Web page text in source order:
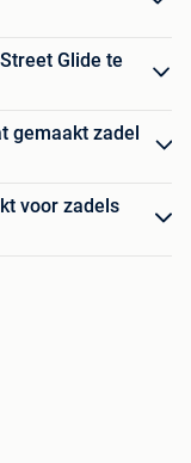
Glide te
gemaakt zadel
voor zadels